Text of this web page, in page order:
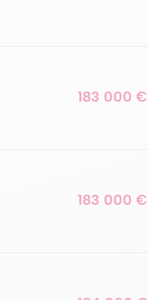
183 000 €
183 000 €